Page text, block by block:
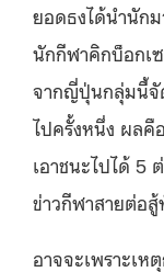
ยอดธงได้นำนัก
นักกีฬาคิกบ็อกเ
จากญี่ปุ่นกลุ่มนี้จั
ไปครั้งหนึ่ง ผล
เอาชนะไปได้ 5
ข่าวกีฬาสายต่อสู้
อาจจะเพราะเ